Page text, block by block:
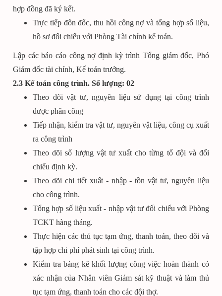
hợp đồng đã ký kết.
Trực tiếp đôn đốc, thu hồi công nợ và tổng hợp số liệu,
hồ sơ đối chiếu với Phòng Tài chính kế toán.
Lập các báo cáo công nợ định kỳ trình Tổng giám đốc, Phó
Giám đốc tài chính, Kế toán trưởng.
2.3 Kế toán công trình. Số lượng: 02
Theo dõi vật tư, nguyên liệu sử dụng tại công trình
được phân công
Tiếp nhận, kiểm tra vật tư, nguyên vật liệu, công cụ xuất
ra công trình
Theo dõi số lượng vật tư xuất cho từng tổ đội và đối
chiếu định kỳ.
Theo dõi chi tiết xuất - nhập - tồn vật tư, nguyên liệu
cho công trình.
Tổng hợp số liệu xuất - nhập vật tư đối chiếu với Phòng
TCKT hàng tháng.
Thực hiện các thủ tục tạm ứng, thanh toán, theo dõi và
tập hợp chi phí phát sinh tại công trình.
Kiểm tra bảng kê khối lượng công việc hoàn thành có
xác nhận của Nhân viên Giám sát kỹ thuật và làm thủ
tục tạm ứng, thanh toán cho các đội thợ.